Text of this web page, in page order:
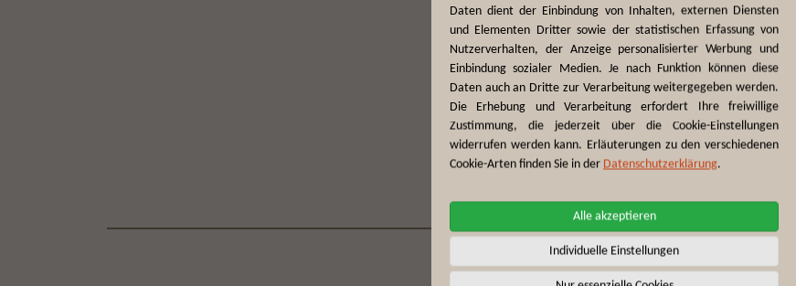
Bildergalerie
Daten dient der Einbindung von Inhalten, externen Diensten
und Elementen Dritter sowie der statistischen Erfassung von
Nutzerverhalten, der Anzeige personalisierter Werbung und
Einbindung sozialer Medien. Je nach Funktion können diese
Daten auch an Dritte zur Verarbeitung weitergegeben werden.
Die Erhebung und Verarbeitung erfordert Ihre freiwillige
Zustimmung, die jederzeit über die Cookie-Einstellungen
widerrufen werden kann. Erläuterungen zu den verschiedenen
Cookie-Arten finden Sie in der Datenschutzerklärung.
Alle akzeptieren
Individuelle Einstellungen